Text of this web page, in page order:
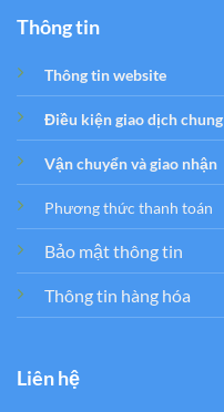
Thông tin
Thông tin website
Điều kiện giao dịch chung
Vận chuyển và giao nhận
Phương thức thanh toán
Bảo mật thông tin
Thông tin hàng hóa
Liên hệ